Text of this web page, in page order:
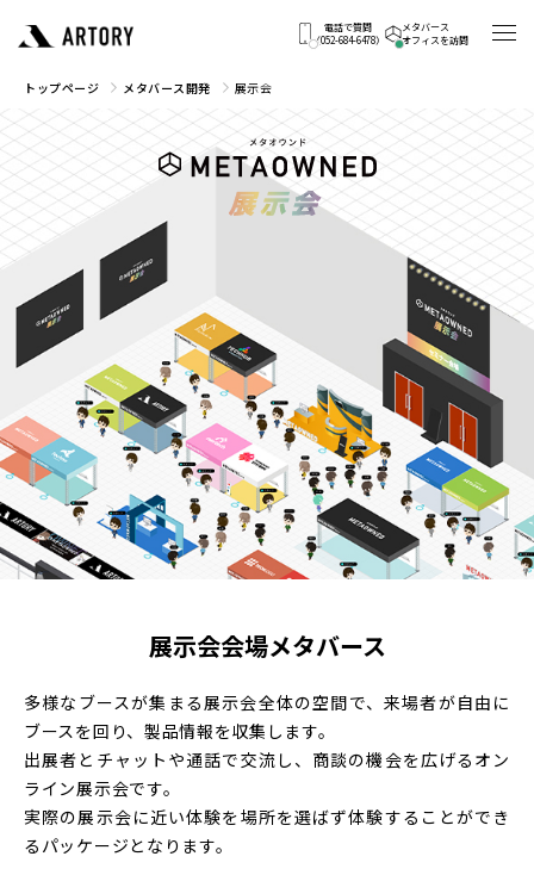
電話で質問
（052-684-6478）
メタバース
オフィスを訪問
トップページ メタバース開発 展示会
展示会会場メタバース
多様なブースが集まる展示会全体の空間で、来場者が自由に
ブースを回り、製品情報を収集します。
出展者とチャットや通話で交流し、商談の機会を広げるオン
ライン展示会です。
実際の展示会に近い体験を場所を選ばず体験することができ
るパッケージとなります。